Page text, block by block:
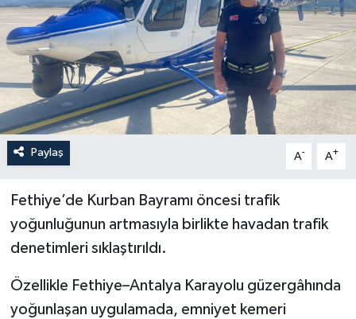
Paylaş A- A+
Fethiye’de Kurban Bayramı öncesi trafik
yoğunluğunun artmasıyla birlikte havadan trafik
denetimleri sıklaştırıldı.
Özellikle Fethiye–Antalya Karayolu güzergâhında
yoğunlaşan uygulamada, emniyet kemeri